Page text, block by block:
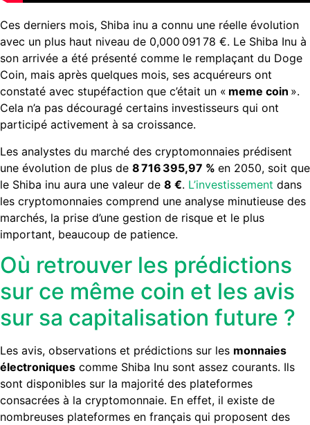
Ces derniers mois, Shiba inu a connu une réelle évolution
avec un plus haut niveau de 0,000 091 78 €. Le Shiba Inu à
son arrivée a été présenté comme le remplaçant du Doge
Coin, mais après quelques mois, ses acquéreurs ont
constaté avec stupéfaction que c’était un « meme coin ».
Cela n’a pas découragé certains investisseurs qui ont
participé activement à sa croissance.
Les analystes du marché des cryptomonnaies prédisent
une évolution de plus de 8 716 395,97 % en 2050, soit que
le Shiba inu aura une valeur de 8 €. L’investissement dans
les cryptomonnaies comprend une analyse minutieuse des
marchés, la prise d’une gestion de risque et le plus
important, beaucoup de patience.
Où retrouver les prédictions
sur ce même coin et les avis
sur sa capitalisation future ?
Les avis, observations et prédictions sur les monnaies
électroniques comme Shiba Inu sont assez courants. Ils
sont disponibles sur la majorité des plateformes
consacrées à la cryptomonnaie. En effet, il existe de
nombreuses plateformes en français qui proposent des